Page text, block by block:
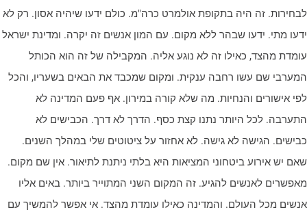
זה היה בתקופת אולמרט כרה"מ. כולם ידעו שיהיה אסון. רק לא
מתי. ידעו שבהר ללא מקום. עם המון אנשים זה יקרה. ומדינת ישראל
מהצד, כאילו זה לא נוגע אליה. המקבילה של זה הוא הכותל
שם עשו רחבה ענקית. ומקום שמכבד את הבאים בשעריו, והכל
אישורים והנחיות. מה שלא קורה במירון. אף פעם המדינה לא
לכל היותר נתנו קצת כסף. הדרך לא דרך. הכבישים לא
הגישה לא גישה. לא אחזור על ציטוטים שלי במהלך השנים.
יש אירוע ביטחוני המציאות היא בלתי ניתנת לתיאור. אין שם מקום.
לאנשים להגיע. זה המקום השני המתוייר ביותר. באים אליו
מכל העולם. והמדינה כאילו עומדת מהצד. אי אפשר להמשיך עם